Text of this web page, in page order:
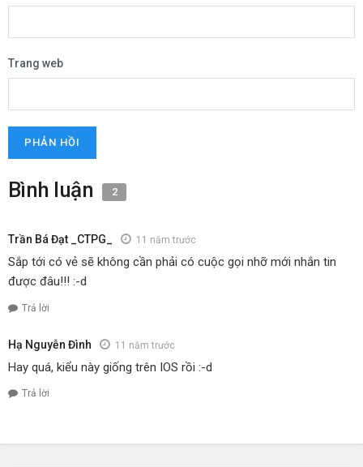
Trang web
Bình luận 2
Trần Bá Đạt _CTPG_ 11 năm trước
Sắp tới có vẻ sẽ không cần phải có cuộc gọi nhỡ mới nhắn tin
được đâu!!! :-d
Trả lời
Hạ Nguyễn Đình 11 năm trước
Hay quá, kiểu này giống trên IOS rồi :-d
Trả lời